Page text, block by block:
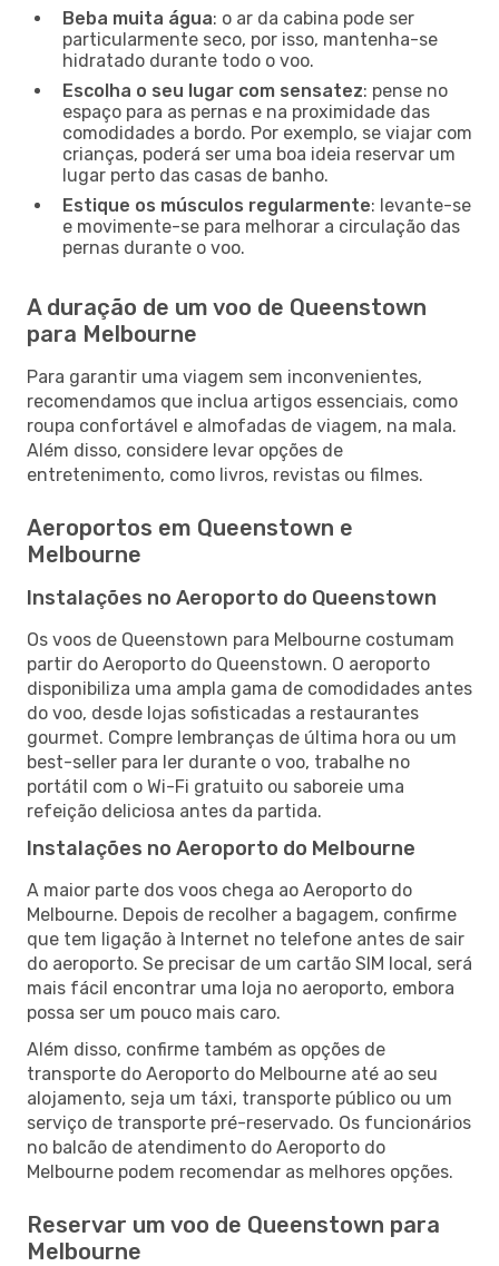
Beba muita água: o ar da cabina pode ser
particularmente seco, por isso, mantenha-se
hidratado durante todo o voo.
Escolha o seu lugar com sensatez: pense no
espaço para as pernas e na proximidade das
comodidades a bordo. Por exemplo, se viajar com
crianças, poderá ser uma boa ideia reservar um
lugar perto das casas de banho.
Estique os músculos regularmente: levante-se
e movimente-se para melhorar a circulação das
pernas durante o voo.
A duração de um voo de Queenstown
para Melbourne
Para garantir uma viagem sem inconvenientes,
recomendamos que inclua artigos essenciais, como
roupa confortável e almofadas de viagem, na mala.
Além disso, considere levar opções de
entretenimento, como livros, revistas ou filmes.
Aeroportos em Queenstown e
Melbourne
Instalações no Aeroporto do Queenstown
Os voos de Queenstown para Melbourne costumam
partir do Aeroporto do Queenstown. O aeroporto
disponibiliza uma ampla gama de comodidades antes
do voo, desde lojas sofisticadas a restaurantes
gourmet. Compre lembranças de última hora ou um
best-seller para ler durante o voo, trabalhe no
portátil com o Wi-Fi gratuito ou saboreie uma
refeição deliciosa antes da partida.
Instalações no Aeroporto do Melbourne
A maior parte dos voos chega ao Aeroporto do
Melbourne. Depois de recolher a bagagem, confirme
que tem ligação à Internet no telefone antes de sair
do aeroporto. Se precisar de um cartão SIM local, será
mais fácil encontrar uma loja no aeroporto, embora
possa ser um pouco mais caro.
Além disso, confirme também as opções de
transporte do Aeroporto do Melbourne até ao seu
alojamento, seja um táxi, transporte público ou um
serviço de transporte pré-reservado. Os funcionários
no balcão de atendimento do Aeroporto do
Melbourne podem recomendar as melhores opções.
Reservar um voo de Queenstown para
Melbourne